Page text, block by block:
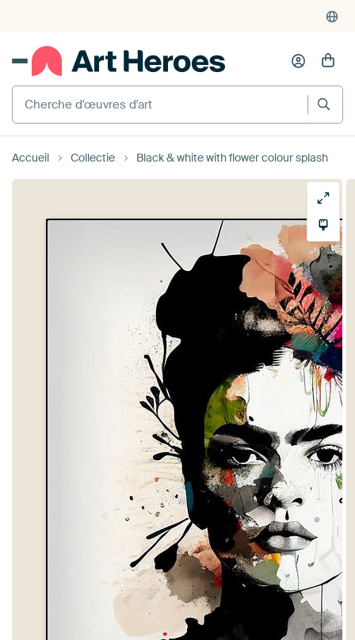
Cherche d'œuvres d'art
Accueil Collectie Black & white with flower colour splash